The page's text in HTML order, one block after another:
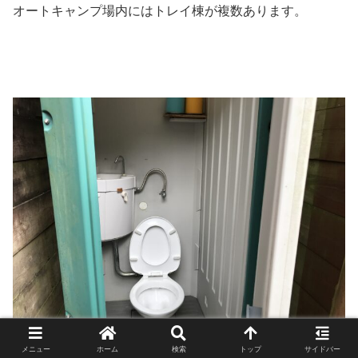
オートキャンプ場内にはトレイ棟が複数あります。
メニュー ホーム 検索 トップ サイドバー